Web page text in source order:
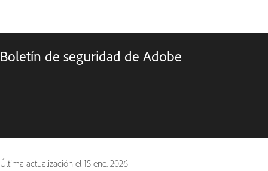
Boletín de seguridad de Adobe
Última actualización el 15 ene. 2026